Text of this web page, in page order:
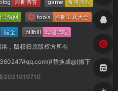
，版权归原版权方所有
替换成@)撤下
2021010710